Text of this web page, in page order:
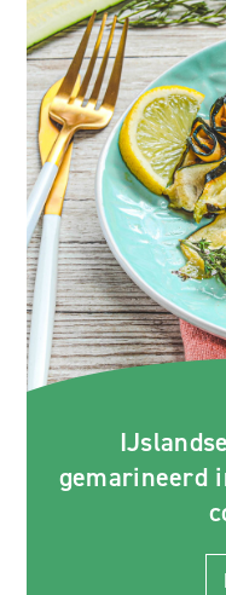
gemarineerd